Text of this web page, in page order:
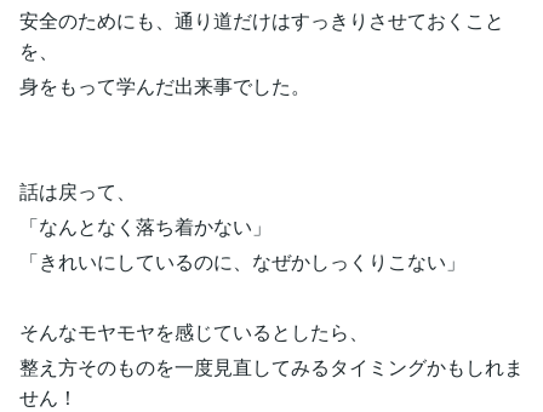
安全のためにも、通り道だけはすっきりさせておくこと
を、
身をもって学んだ出来事でした。
話は戻って、
「なんとなく落ち着かない」
「きれいにしているのに、なぜかしっくりこない」
そんなモヤモヤを感じているとしたら、
整え方そのものを一度見直してみるタイミングかもしれま
せん！